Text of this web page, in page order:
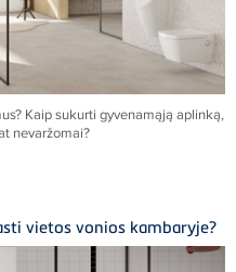
? Kaip sukurti gyvenamąją aplinką,
nevaržomai?
vietos vonios kambaryje?